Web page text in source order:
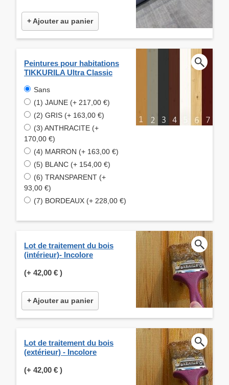
+ Ajouter au panier
Peintures pour habitations
TIKKURILA Ultra Classic
Sans
(1) JAUNE (+ 217,00 €)
(2) GRIS (+ 163,00 €)
(3) ANTHRACITE (+
170,00 €)
(4) MARRON (+ 163,00 €)
(5) BLANC (+ 154,00 €)
(6) TRANSPARENT (+
93,00 €)
(7) BORDEAUX (+ 228,00 €)
Lot de traitement du bois
(intérieur)- Incolore
(+ 42,00 € )
+ Ajouter au panier
Lot de traitement du bois
(extérieur) - Incolore
(+ 42,00 € )